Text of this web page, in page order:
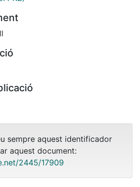
sempre aquest identificador
aquest document:
2445/17909